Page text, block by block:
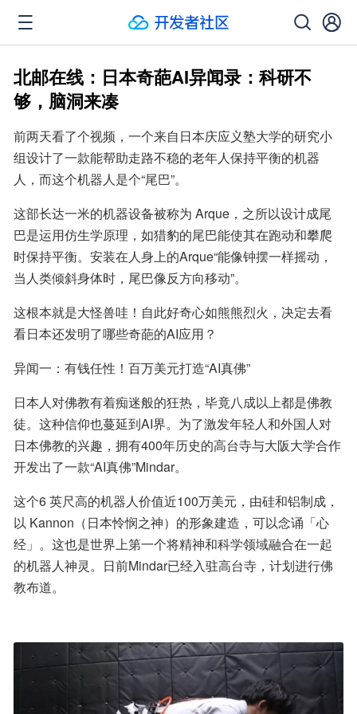
北邮在线：日本奇葩AI异闻录：科研不
够，脑洞来凑
前两天看了个视频，一个来自日本庆应义塾大学的研究小
组设计了一款能帮助走路不稳的老年人保持平衡的机器
人，而这个机器人是个“尾巴”。
这部长达一米的机器设备被称为 Arque，之所以设计成尾
巴是运用仿生学原理，如猎豹的尾巴能使其在跑动和攀爬
时保持平衡。安装在人身上的Arque“能像钟摆一样摇动，
当人类倾斜身体时，尾巴像反方向移动”。
这根本就是大怪兽哇！自此好奇心如熊熊烈火，决定去看
看日本还发明了哪些奇葩的AI应用？
异闻一：有钱任性！百万美元打造“AI真佛”
日本人对佛教有着痴迷般的狂热，毕竟八成以上都是佛教
徒。这种信仰也蔓延到AI界。为了激发年轻人和外国人对
日本佛教的兴趣，拥有400年历史的高台寺与大阪大学合作
开发出了一款“AI真佛”Mindar。
这个6 英尺高的机器人价值近100万美元，由硅和铝制成，
以 Kannon（日本怜悯之神）的形象建造，可以念诵「心
经」。这也是世界上第一个将精神和科学领域融合在一起
的机器人神灵。日前Mindar已经入驻高台寺，计划进行佛
教布道。